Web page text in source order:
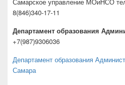
Самарское управление МОиНСО
8(846)340-17-11
Департамент образования
+7(987)9306036
Департамент образования
Самара